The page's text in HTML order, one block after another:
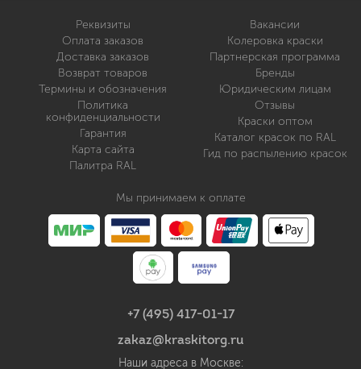
Реквизиты
Оплата заказов
Доставка заказов
Возврат товаров
Термины и обозначения
Политика
конфиденциальности
Гарантия
Карта сайта
Палитра RAL
Вакансии
Колеровка краски
Партнерская программа
Бренды
Юридическим лицам
Отзывы
Краски оптом
Каталог красок по RAL
Гид по распылению красок
Мы принимаем к оплате
+7 (495) 417-01-17
zakaz@kraskitorg.ru
Наши адреса в Москве: